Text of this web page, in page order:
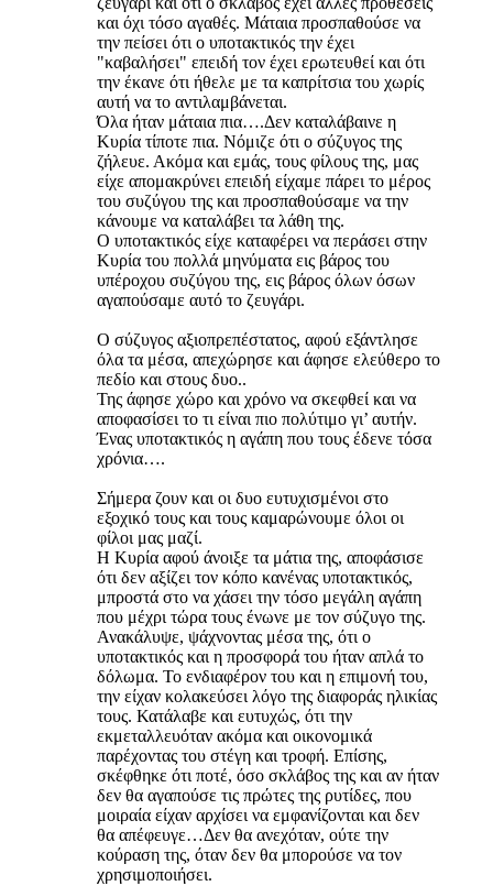
και όχι τόσο αγαθές. Μάταια προσπαθούσε να
την πείσει ότι ο υποτακτικός την έχει
"καβαλήσει" επειδή τον έχει ερωτευθεί και ότι
την έκανε ότι ήθελε με τα καπρίτσια του χωρίς
αυτή να το αντιλαμβάνεται.
Όλα ήταν μάταια πια….Δεν καταλάβαινε η
Κυρία τίποτε πια. Νόμιζε ότι ο σύζυγος της
ζήλευε. Ακόμα και εμάς, τους φίλους της, μας
είχε απομακρύνει επειδή είχαμε πάρει το μέρος
του συζύγου της και προσπαθούσαμε να την
κάνουμε να καταλάβει τα λάθη της.
Ο υποτακτικός είχε καταφέρει να περάσει στην
Κυρία του πολλά μηνύματα εις βάρος του
υπέροχου συζύγου της, εις βάρος όλων όσων
αγαπούσαμε αυτό το ζευγάρι.
Ο σύζυγος αξιοπρεπέστατος, αφού εξάντλησε
όλα τα μέσα, απεχώρησε και άφησε ελεύθερο το
πεδίο και στους δυο..
Της άφησε χώρο και χρόνο να σκεφθεί και να
αποφασίσει το τι είναι πιο πολύτιμο γι’ αυτήν.
Ένας υποτακτικός η αγάπη που τους έδενε τόσα
χρόνια….
Σήμερα ζουν και οι δυο ευτυχισμένοι στο
εξοχικό τους και τους καμαρώνουμε όλοι οι
φίλοι μας μαζί.
Η Κυρία αφού άνοιξε τα μάτια της, αποφάσισε
ότι δεν αξίζει τον κόπο κανένας υποτακτικός,
μπροστά στο να χάσει την τόσο μεγάλη αγάπη
που μέχρι τώρα τους ένωνε με τον σύζυγο της.
Ανακάλυψε, ψάχνοντας μέσα της, ότι ο
υποτακτικός και η προσφορά του ήταν απλά το
δόλωμα. Το ενδιαφέρον του και η επιμονή του,
την είχαν κολακεύσει λόγο της διαφοράς ηλικίας
τους. Κατάλαβε και ευτυχώς, ότι την
εκμεταλλευόταν ακόμα και οικονομικά
παρέχοντας του στέγη και τροφή. Επίσης,
σκέφθηκε ότι ποτέ, όσο σκλάβος της και αν ήταν
δεν θα αγαπούσε τις πρώτες της ρυτίδες, που
μοιραία είχαν αρχίσει να εμφανίζονται και δεν
θα απέφευγε…Δεν θα ανεχόταν, ούτε την
κούραση της, όταν δεν θα μπορούσε να τον
χρησιμοποιήσει.